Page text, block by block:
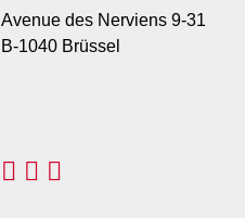
Avenue des Nerviens 9-31
B-1040 Brüssel